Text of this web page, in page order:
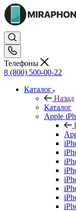
Телефоны
8 (800) 500-00-22
Каталог
Назад
Каталог
Apple